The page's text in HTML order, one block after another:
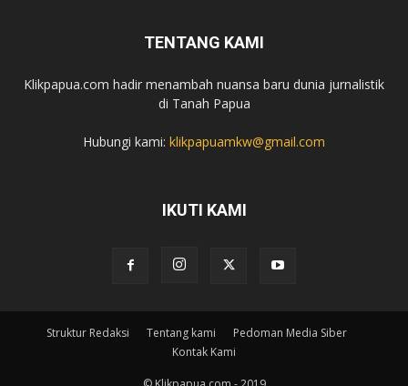
TENTANG KAMI
Klikpapua.com hadir menambah nuansa baru dunia jurnalistik
di Tanah Papua
Hubungi kami: klikpapuamkw@gmail.com
IKUTI KAMI
Struktur Redaksi Tentang kami
Pedoman Media Siber
Kontak Kami